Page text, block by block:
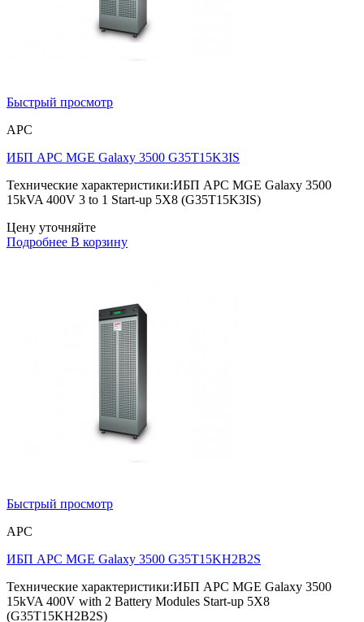
Быстрый просмотр
APC
ИБП APC MGE Galaxy 3500 G35T15K3IS
Технические характеристики:ИБП APC MGE Galaxy 3500
15kVA 400V 3 to 1 Start-up 5X8 (G35T15K3IS)
Цену уточняйте
Подробнее В корзину
Быстрый просмотр
APC
ИБП APC MGE Galaxy 3500 G35T15KH2B2S
Технические характеристики:ИБП APC MGE Galaxy 3500
15kVA 400V with 2 Battery Modules Start-up 5X8
(G35T15KH2B2S)